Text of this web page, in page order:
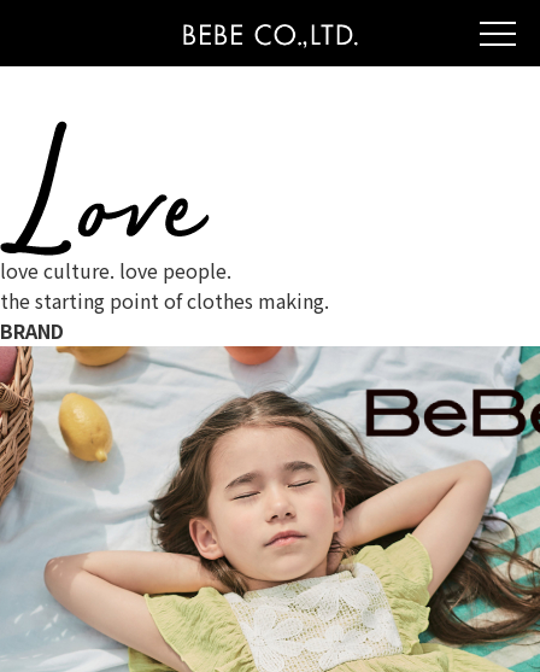
love culture. love people.
the starting point of clothes making.
BRAND